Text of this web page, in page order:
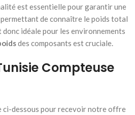
est essentielle pour garantir une
de connaître le poids total
donc idéale pour les environnements
des composants est cruciale.
Compteuse
ci-dessous pour recevoir notre offre